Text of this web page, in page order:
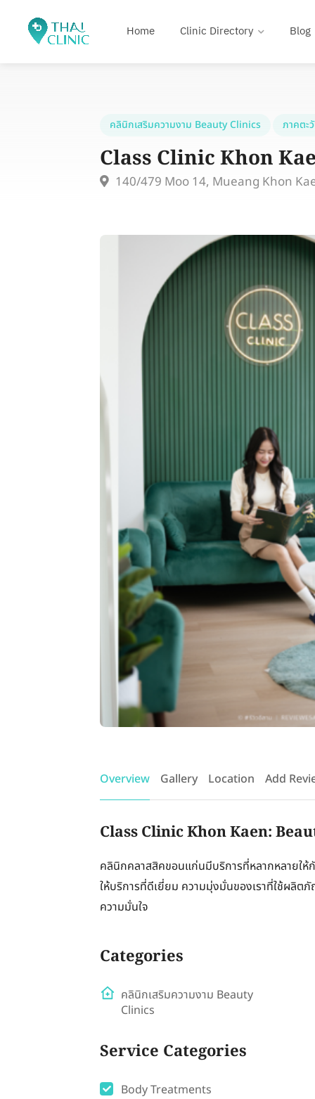
Home Clinic Directory Blog
คลินิกเสริมความงาม Beauty Clinics ภาคตะ
Class Clinic Khon
140/479 Moo 14, Mueang Khon
Overview Gallery Location Add
Class Clinic Khon Kaen:
คลินิกคลาสสิคขอนแก่นมีบริการที่หลากหลายให้
ให้บริการที่ดีเยี่ยม ความมุ่งมั่นของเราที่ใช้ผลิต
ความมั่นใจ
Categories
คลินิกเสริมความงาม Beauty
Clinics
Service Categories
Body Treatments